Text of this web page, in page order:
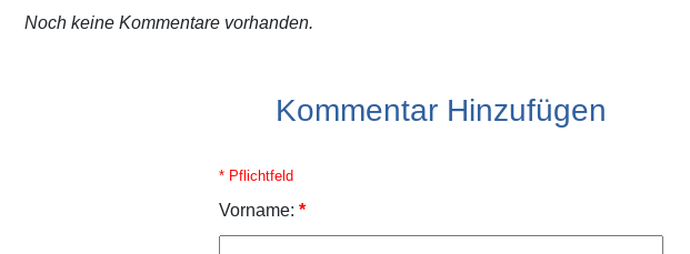
Noch keine Kommentare vorhanden.
Kommentar Hinzufügen
* Pflichtfeld
Vorname: *